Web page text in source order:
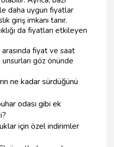
daha uygun fiyatlar
giriş imkanı tanır.
da fiyatları etkileyen
arasında fiyat ve saat
unsurları göz önünde
ne kadar sürdüğünü
odası gibi ek
için özel indirimler